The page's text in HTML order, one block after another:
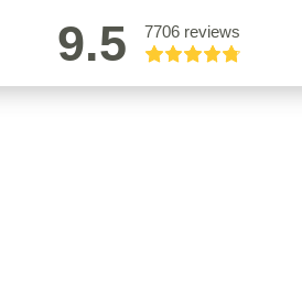
9.5 7706 reviews